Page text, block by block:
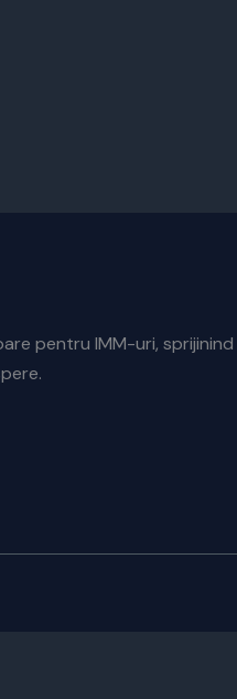
pentru IMM-uri,